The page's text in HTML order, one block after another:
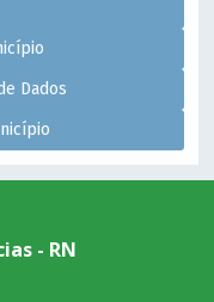
Dados
- RN